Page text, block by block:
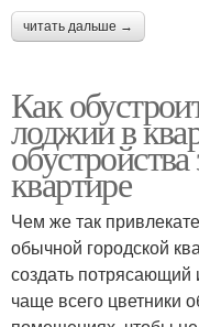
читать дальше →
Как
лоджии в
квартире
Чем же так
обычной городской
создать
чаще всего цветники